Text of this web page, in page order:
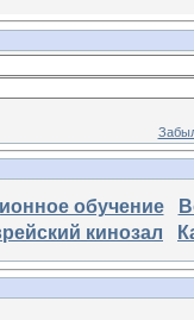
обучение
кинозал